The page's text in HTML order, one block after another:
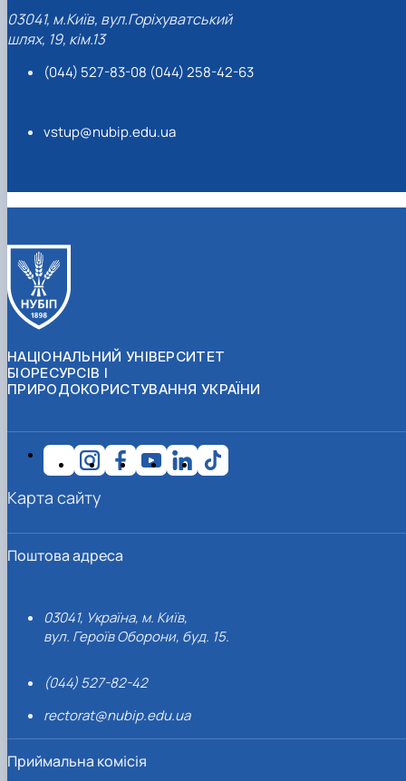
03041, м.Київ, вул.Горіхуватський
шлях, 19, кім.13
(044) 527-83-08 (044) 258-42-63
vstup@nubip.edu.ua
НАЦІОНАЛЬНИЙ УНІВЕРСИТЕТ
БІОРЕСУРСІВ І
ПРИРОДОКОРИСТУВАННЯ УКРАЇНИ
Поштова адреса
03041, Україна, м. Київ,
вул. Героїв Оборони, буд. 15.
(044) 527-82-42
rectorat@nubip.edu.ua
Приймальна комісія
Карта сайту